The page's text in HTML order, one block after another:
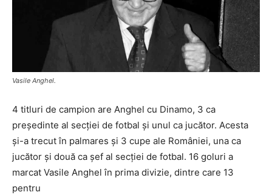
Vasile Anghel.
4 titluri de campion are Anghel cu Dinamo, 3 ca
preşedinte al secţiei de fotbal şi unul ca jucător. Acesta
şi-a trecut în palmares şi 3 cupe ale României, una ca
jucător şi două ca şef al secţiei de fotbal. 16 goluri a
marcat Vasile Anghel în prima divizie, dintre care 13
pentru